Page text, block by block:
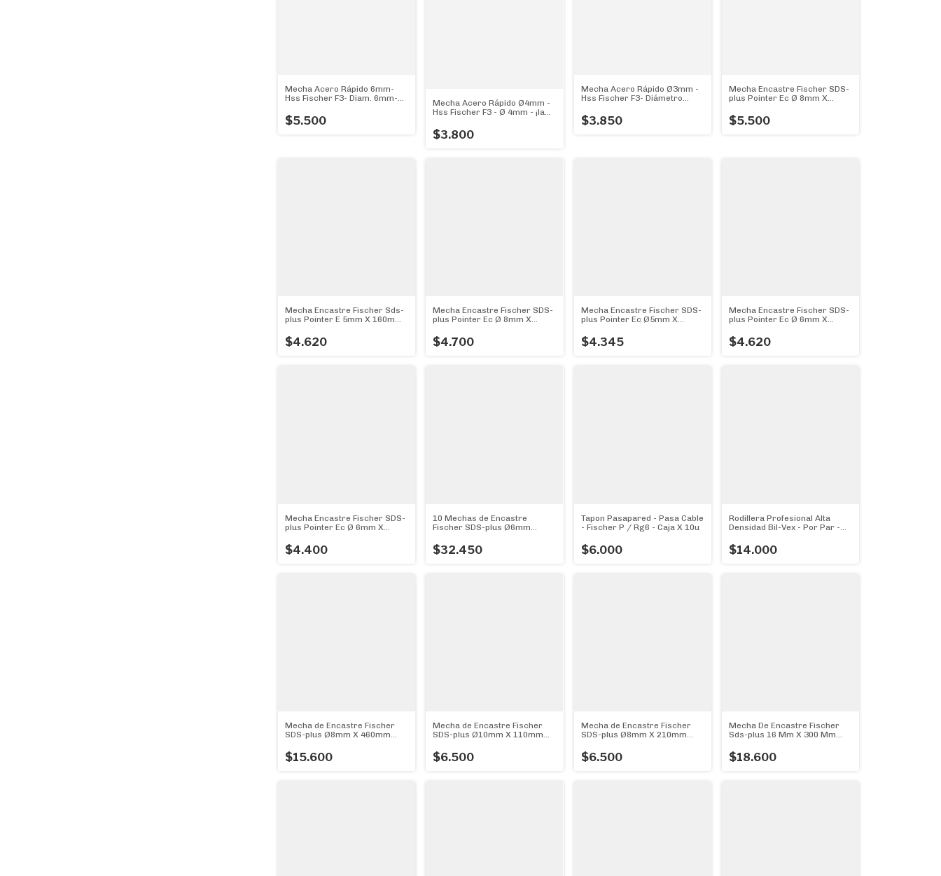
Mecha Acero Rápido 6mm-
Hss Fischer F3- Diam. 6mm-
$5.500
Mecha Acero Rápido Ø4mm -
Hss Fischer F3 - Ø 4mm - ¡la
$3.800
Mecha Acero Rápido Ø3mm -
Hss Fischer F3- Diámetro
$3.850
Mecha Encastre Fischer SDS-
plus Pointer Ec Ø 8mm X
$5.500
Mecha Encastre Fischer Sds-
plus Pointer E 5mm X 160mm
$4.620
Mecha Encastre Fischer SDS-
plus Pointer Ec Ø 8mm X
$4.700
Mecha Encastre Fischer SDS-
plus Pointer Ec Ø5mm X
$4.345
Mecha Encastre Fischer SDS-
plus Pointer Ec Ø 6mm X
$4.620
Mecha Encastre Fischer SDS-
plus Pointer Ec Ø 6mm X
$4.400
10 Mechas de Encastre
Fischer SDS-plus Ø6mm
Pack x 10u
$32.450
Tapon Pasapared - Pasa Cable
- Fischer P / Rg6 - Caja X 10u
$6.000
Rodillera Profesional Alta
Densidad Bil-Vex - Por Par -
$14.000
Mecha de Encastre Fischer
SDS-plus Ø8mm X 460mm
$15.600
Mecha de Encastre Fischer
SDS-plus Ø10mm X 110mm
$6.500
Mecha de Encastre Fischer
SDS-plus Ø8mm X 210mm
$6.500
Mecha De Encastre Fischer
Sds-plus 16 Mm X 300 Mm
$18.600